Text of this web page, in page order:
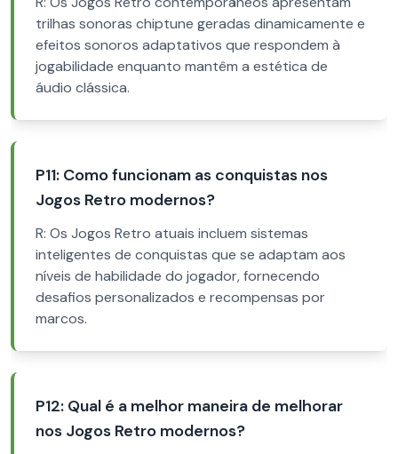
trilhas sonoras chiptune geradas dinamicamente e
efeitos sonoros adaptativos que respondem à
jogabilidade enquanto mantêm a estética de
áudio clássica.
P11: Como funcionam as conquistas nos
Jogos Retro modernos?
R: Os Jogos Retro atuais incluem sistemas
inteligentes de conquistas que se adaptam aos
níveis de habilidade do jogador, fornecendo
desafios personalizados e recompensas por
marcos.
P12: Qual é a melhor maneira de melhorar
nos Jogos Retro modernos?